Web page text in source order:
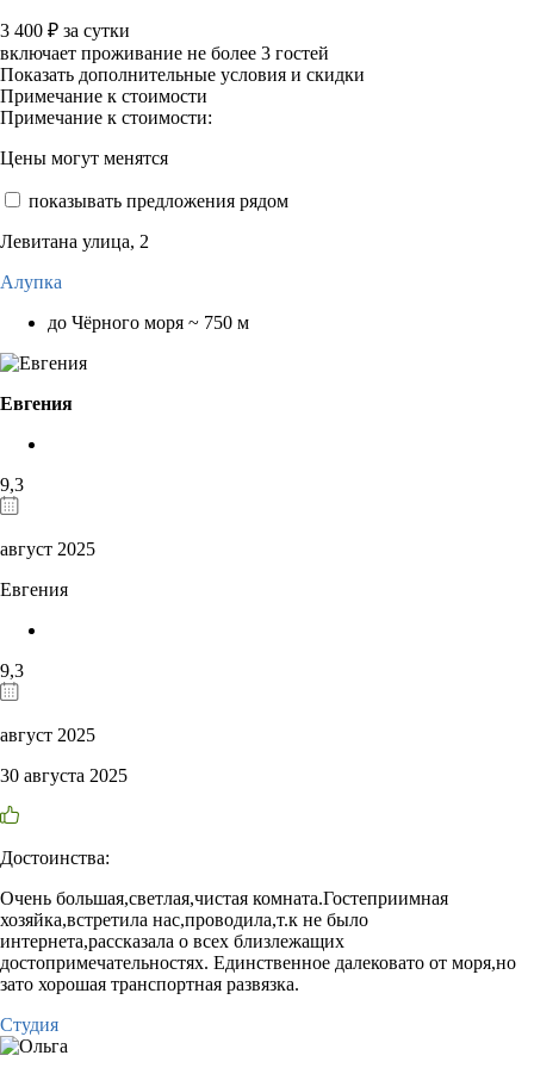
3 400 ₽ за сутки
включает проживание не более 3 гостей
Показать дополнительные условия и скидки
Примечание к стоимости
Примечание к стоимости:
Цены могут менятся
показывать предложения рядом
Левитана улица, 2
Алупка
до Чёрного моря ~ 750 м
Евгения
9,3
август 2025
Евгения
9,3
август 2025
30 августа 2025
Достоинства:
Очень большая,светлая,чистая комната.Гостеприимная
хозяйка,встретила нас,проводила,т.к не было
интернета,рассказала о всех близлежащих
достопримечательностях. Единственное далековато от моря,но
зато хорошая транспортная развязка.
Студия